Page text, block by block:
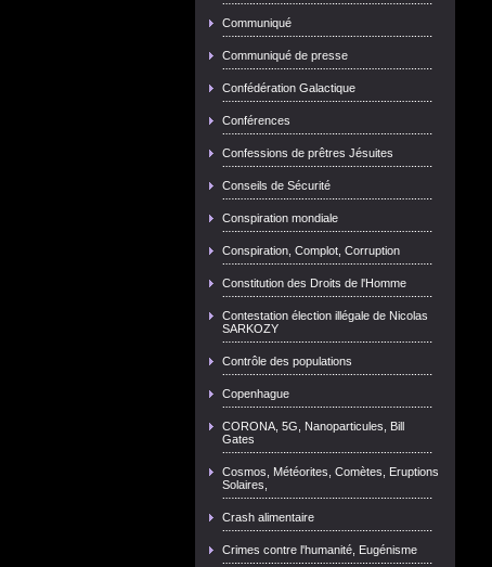
Communiqué
Communiqué de presse
Confédération Galactique
Conférences
Confessions de prêtres Jésuites
Conseils de Sécurité
Conspiration mondiale
Conspiration, Complot, Corruption
Constitution des Droits de l'Homme
Contestation élection illégale de Nicolas
SARKOZY
Contrôle des populations
Copenhague
CORONA, 5G, Nanoparticules, Bill
Gates
Cosmos, Météorites, Comètes, Eruptions
Solaires,
Crash alimentaire
Crimes contre l'humanité, Eugénisme